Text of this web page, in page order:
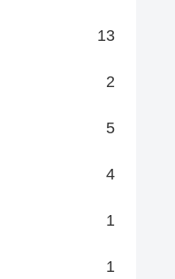
13
2
5
4
1
1